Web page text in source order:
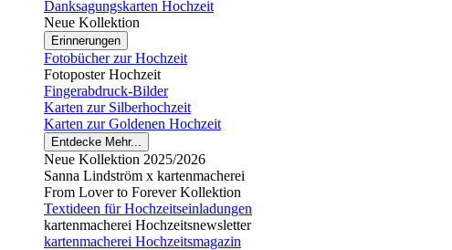
Danksagungskarten Hochzeit
Neue Kollektion
Erinnerungen
Fotobücher zur Hochzeit
Fotoposter Hochzeit
Fingerabdruck-Bilder
Karten zur Silberhochzeit
Karten zur Goldenen Hochzeit
Entdecke Mehr...
Neue Kollektion 2025/2026
Sanna Lindström x kartenmacherei
From Lover to Forever Kollektion
Textideen für Hochzeitseinladungen
kartenmacherei Hochzeitsnewsletter
kartenmacherei Hochzeitsmagazin